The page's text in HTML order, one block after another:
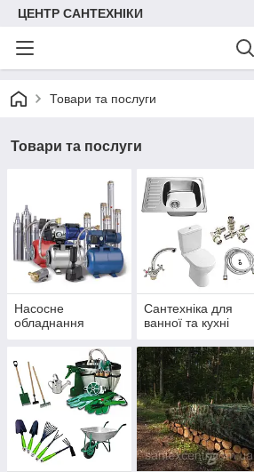
ЦЕНТР САНТЕХНІКИ
Товари та послуги
Товари та послуги
Насосне
обладнання
Сантехніка для
ванної та кухні